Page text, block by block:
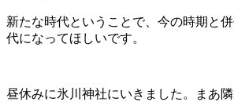
新たな時代ということで、今の時期と
代になってほしいです。
昼休みに氷川神社にいきました。まあ